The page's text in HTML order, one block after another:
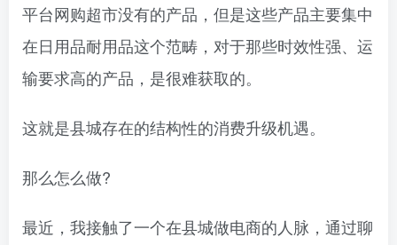
平台网购超市没有的产品，但是这些产品主要集中
在日用品耐用品这个范畴，对于那些时效性强、运
输要求高的产品，是很难获取的。
这就是县城存在的结构性的消费升级机遇。
那么怎么做?
最近，我接触了一个在县城做电商的人脉，通过聊